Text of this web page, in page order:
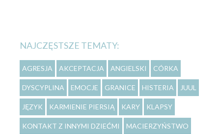
NAJCZĘSTSZE TEMATY:
AGRESJA AKCEPTACJA ANGIELSKI CÓRKA
DYSCYPLINA EMOCJE GRANICE HISTERIA JUUL
JĘZYK KARMIENIE PIERSIĄ KARY KLAPSY
KONTAKT Z INNYMI DZIEĆMI MACIERZYŃSTWO